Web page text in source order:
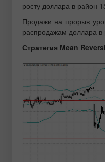
росту доллара в район
Продажи на прорыв
распродажам доллара
Стратегия Mean